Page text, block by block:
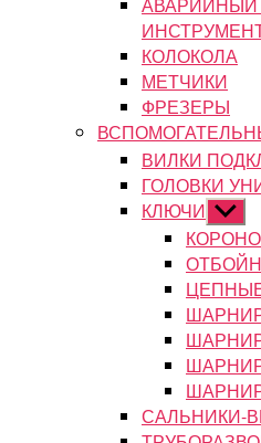
КОЛОКОЛА
МЕТЧИКИ
ФРЕЗЕРЫ
ВИЛКИ
ГОЛОВКИ
КЛЮЧИ
САЛЬНИКИ-